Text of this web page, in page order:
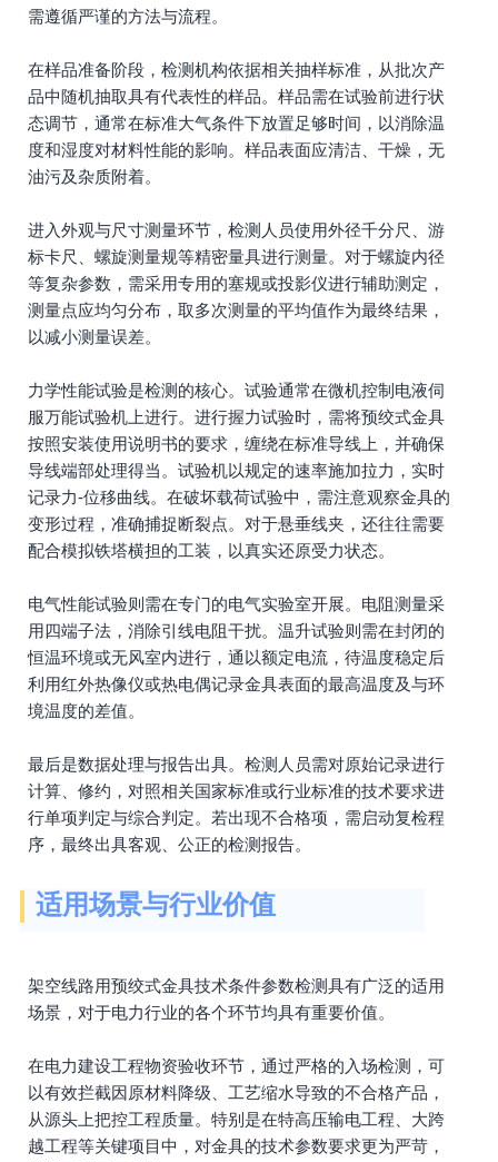
需遵循严谨的方法与流程。
在样品准备阶段，检测机构依据相关抽样标准，从批次产
品中随机抽取具有代表性的样品。样品需在试验前进行状
态调节，通常在标准大气条件下放置足够时间，以消除温
度和湿度对材料性能的影响。样品表面应清洁、干燥，无
油污及杂质附着。
进入外观与尺寸测量环节，检测人员使用外径千分尺、游
标卡尺、螺旋测量规等精密量具进行测量。对于螺旋内径
等复杂参数，需采用专用的塞规或投影仪进行辅助测定，
测量点应均匀分布，取多次测量的平均值作为最终结果，
以减小测量误差。
力学性能试验是检测的核心。试验通常在微机控制电液伺
服万能试验机上进行。进行握力试验时，需将预绞式金具
按照安装使用说明书的要求，缠绕在标准导线上，并确保
导线端部处理得当。试验机以规定的速率施加拉力，实时
记录力-位移曲线。在破坏载荷试验中，需注意观察金具的
变形过程，准确捕捉断裂点。对于悬垂线夹，还往往需要
配合模拟铁塔横担的工装，以真实还原受力状态。
电气性能试验则需在专门的电气实验室开展。电阻测量采
用四端子法，消除引线电阻干扰。温升试验则需在封闭的
恒温环境或无风室内进行，通以额定电流，待温度稳定后
利用红外热像仪或热电偶记录金具表面的最高温度及与环
境温度的差值。
最后是数据处理与报告出具。检测人员需对原始记录进行
计算、修约，对照相关国家标准或行业标准的技术要求进
行单项判定与综合判定。若出现不合格项，需启动复检程
序，最终出具客观、公正的检测报告。
适用场景与行业价值
架空线路用预绞式金具技术条件参数检测具有广泛的适用
场景，对于电力行业的各个环节均具有重要价值。
在电力建设工程物资验收环节，通过严格的入场检测，可
以有效拦截因原材料降级、工艺缩水导致的不合格产品，
从源头上把控工程质量。特别是在特高压输电工程、大跨
越工程等关键项目中，对金具的技术参数要求更为严苛，